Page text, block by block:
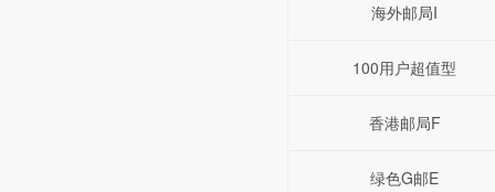
海外邮局I
100用户超值型
香港邮局F
绿色G邮E